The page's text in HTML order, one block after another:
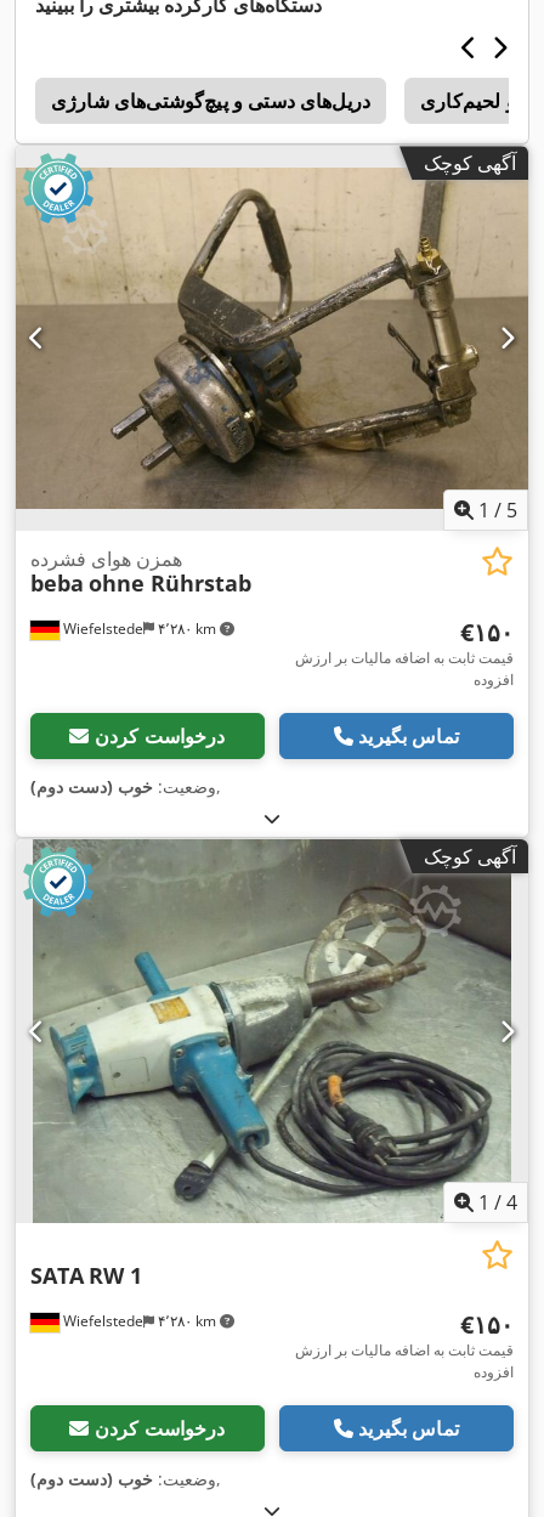
دریل‌های دستی و پیچ‌گوشتی‌های شارژی و لحیم‌کاری
آگهی کوچک
1 / 5
Wiefelstede ۴٬۲۸۰ km
همزن هوای فشرده
beba ohne Rührstab
‎€۱۵۰
قیمت ثابت به اضافه مالیات بر ارزش
افزوده
درخواست کردن تماس بگیرید
وضعیت: خوب (دست دوم) ,
آگهی کوچک
1 /4
Wiefelstede ۴٬۲۸۰ km
SATA RW 1
‎€۱۵۰
قیمت ثابت به اضافه مالیات بر ارزش
افزوده
درخواست کردن تماس بگیرید
وضعیت: خوب (دست دوم) ,